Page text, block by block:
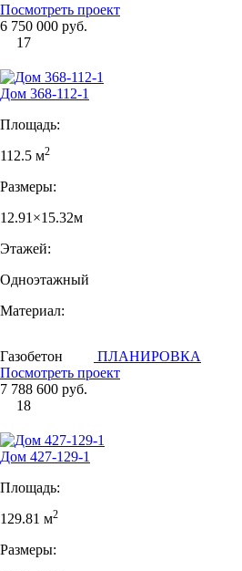
Посмотреть проект
6 750 000 руб.
17
Дом 368-112-1
Площадь:
112.5 м2
Размеры:
12.91×15.32м
Этажей:
Одноэтажный
Материал:
Газобетон
ПЛАНИРОВКА
Посмотреть проект
7 788 600 руб.
18
Дом 427-129-1
Площадь:
129.81 м2
Размеры: